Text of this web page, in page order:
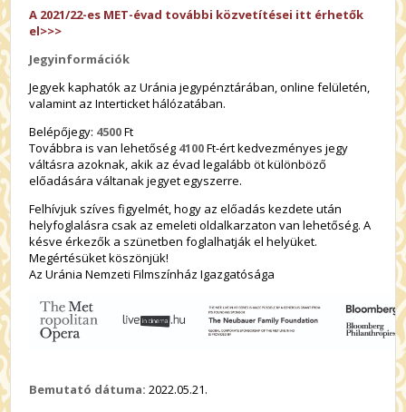
A 2021/22-es MET-évad további közvetítései itt érhetők
el>>>
Jegyinformációk
Jegyek kaphatók az Uránia jegypénztárában, online felületén,
valamint az Interticket hálózatában.
Belépőjegy: 4500Ft
Továbbra is van lehetőség 4100Ft-ért kedvezményes jegy
váltásra azoknak, akik az évad legalább öt különböző
előadására váltanak jegyet egyszerre.
Felhívjuk szíves figyelmét, hogy az előadás kezdete után
helyfoglalásra csak az emeleti oldalkarzaton van lehetőség. A
késve érkezők a szünetben foglalhatják el helyüket.
Megértésüket köszönjük!
Az Uránia Nemzeti Filmszínház Igazgatósága
Bemutató dátuma: 2022.05.21.